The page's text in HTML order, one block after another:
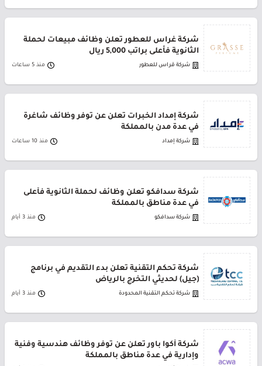
شركة غراس للعطور تعلن وظائف مبيعات لحملة
الثانوية فأعلى براتب 5,000 ريال
شركة قراس للعطور منذ 5 ساعات
شركة إمداد الخبرات تعلن عن توفر وظائف شاغرة
في عدة مدن بالمملكة
شركة إمداد منذ 10 ساعات
شركة سدافكو تعلن وظائف لحملة الثانوية فأعلى
في عدة مناطق بالمملكة
شركة سدافكو منذ 3 أيام
شركة تحكم التقنية تعلن بدء التقديم في برنامج
(جيل) لحديثي التخرج بالرياض
شركة تحكم التقنية المحدودة منذ 3 أيام
شركة أكوا باور تعلن عن توفر وظائف هندسية وفنية
وإدارية في عدة مناطق بالمملكة